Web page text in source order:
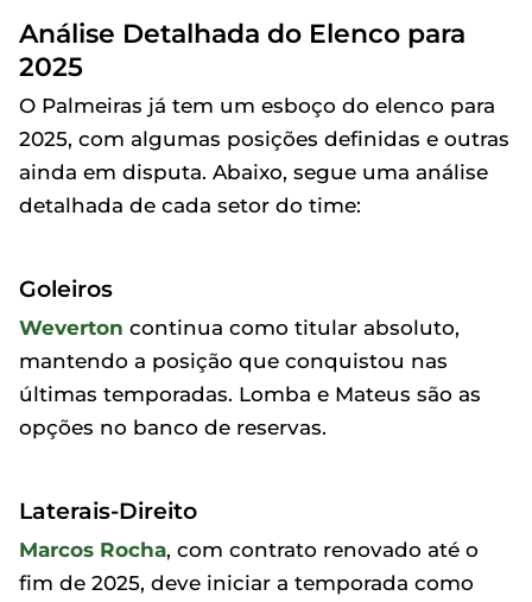
Análise Detalhada do Elenco para
2025
O Palmeiras já tem um esboço do elenco para
2025, com algumas posições definidas e outras
ainda em disputa. Abaixo, segue uma análise
detalhada de cada setor do time:
Goleiros
Weverton continua como titular absoluto,
mantendo a posição que conquistou nas
últimas temporadas. Lomba e Mateus são as
opções no banco de reservas.
Laterais-Direito
Marcos Rocha, com contrato renovado até o
fim de 2025, deve iniciar a temporada como